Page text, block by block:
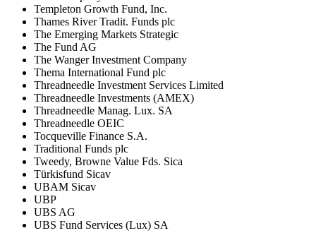
Templeton Growth Fund, Inc.
Thames River Tradit. Funds plc
The Emerging Markets Strategic
The Fund AG
The Wanger Investment Company
Thema International Fund plc
Threadneedle Investment Services Limited
Threadneedle Investments (AMEX)
Threadneedle Manag. Lux. SA
Threadneedle OEIC
Tocqueville Finance S.A.
Traditional Funds plc
Tweedy, Browne Value Fds. Sica
Türkisfund Sicav
UBAM Sicav
UBP
UBS AG
UBS Fund Services (Lux) SA